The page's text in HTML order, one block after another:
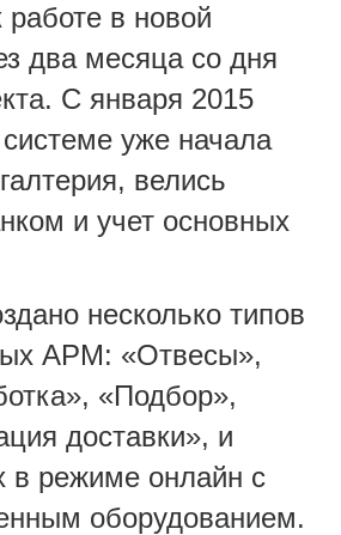
работе в новой
два месяца со дня
С января 2015
уже начала
велись
и учет основных
несколько типов
АРМ: «Отвесы»,
«Подбор»,
доставки», и
в режиме онлайн с
оборудованием.